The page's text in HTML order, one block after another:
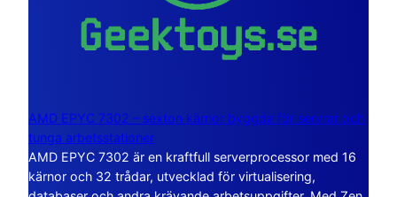
AMD EPYC 7302 – sexton kärnor byggda för servrar och
tunga arbetsstationer
AMD EPYC 7302 är en kraftfull serverprocessor med 16
kärnor och 32 trådar, utvecklad för virtualisering,